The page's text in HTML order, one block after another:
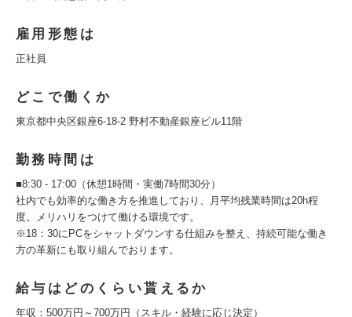
雇用形態は
正社員
どこで働くか
東京都中央区銀座6-18-2 野村不動産銀座ビル11階
勤務時間は
■8:30 - 17:00（休憩1時間・実働7時間30分）
社内でも効率的な働き方を推進しており、月平均残業時間は20h程
度。メリハリをつけて働ける環境です。
※18：30にPCをシャットダウンする仕組みを整え、持続可能な働き
方の革新にも取り組んでおります。
給与はどのくらい貰えるか
年収：500万円～700万円（スキル・経験に応じ決定）